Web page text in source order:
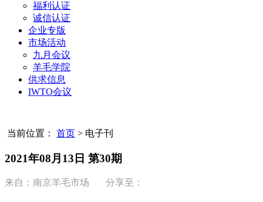
福利认证
诚信认证
企业专版
市场活动
九月会议
羊毛学院
供求信息
IWTO会议
当前位置： 首页 > 电子刊
2021年08月13日 第30期
来自：南京羊毛市场 分享至：